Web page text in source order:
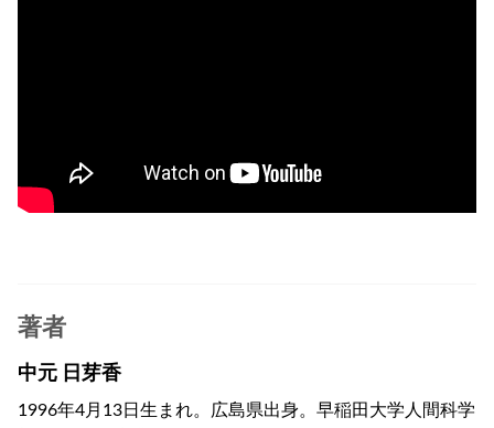
著者
中元 日芽香
1996年4月13日生まれ。広島県出身。早稲田大学人間科学